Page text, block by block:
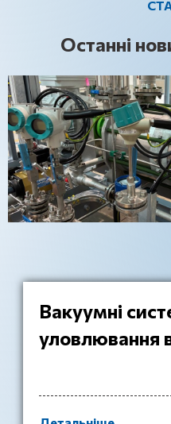
Останні
Вакуумні
уловлювання